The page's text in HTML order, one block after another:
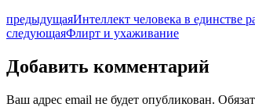
предыдущаяИнтеллект человека в единстве
следующаяФлирт и ухаживание
Добавить комментарий
Ваш адрес email не будет опубликован.